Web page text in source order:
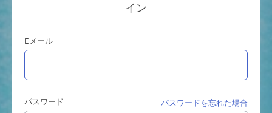
イン
Eメール
パスワード パスワードを忘れた場合